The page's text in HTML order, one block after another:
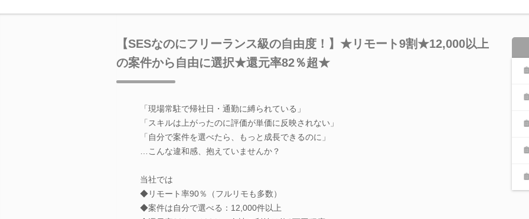
【SESなのにフリーランス級の自由度！】★リモート9割★12,000以上
の案件から自由に選択★還元率82％超★
「現場常駐で帰社日・通勤に縛られている」
「スキルは上がったのに評価が単価に反映されない」
「自分で案件を選べたら、もっと成長できるのに」
…こんな違和感、抱えていませんか？
当社では
◆リモート率90％（フルリモも多数）
◆案件は自分で選べる：12,000件以上